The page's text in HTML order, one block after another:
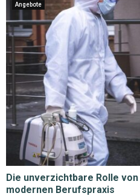
Angebote
Die unverzichtbare Rolle
modernen Berufspraxis